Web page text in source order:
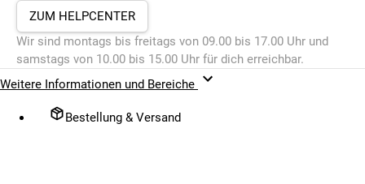
ZUM HELPCENTER
Wir sind montags bis freitags von 09.00 bis 17.00 Uhr und
samstags von 10.00 bis 15.00 Uhr für dich erreichbar.
Weitere Informationen und Bereiche
Bestellung & Versand